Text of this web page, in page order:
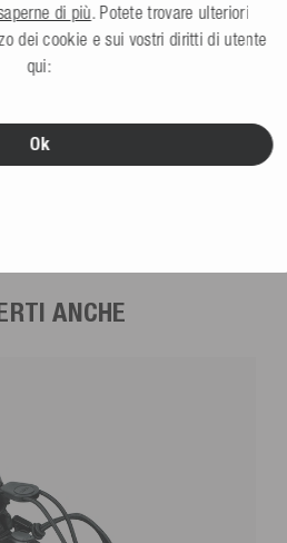
per Sci Nautico Pro Slalom 75'
ANCHE
di più. Potete trovare ulteriori
dei cookie e sui vostri diritti di utente
qui:
Ok